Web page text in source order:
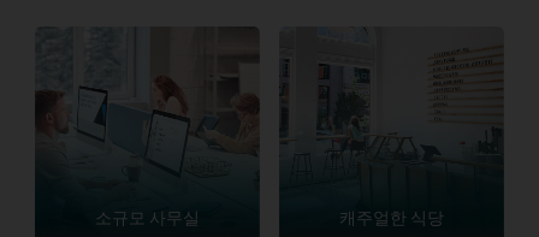
소규모 사무실 캐주얼한 식당